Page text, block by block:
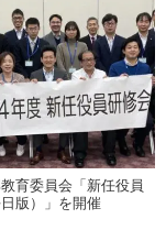
育委員会「新任役員
版）」を開催